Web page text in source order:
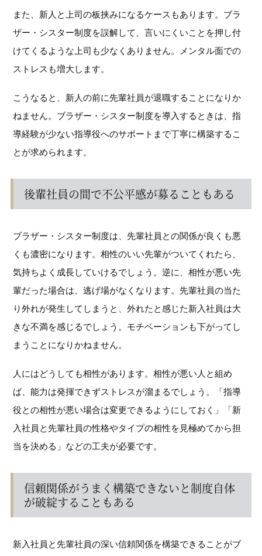
また、新人と上司の板挟みになるケースもあります。ブラ
ザー・シスター制度を誤解して、言いにくいことを押し付
けてくるような上司も少なくありません。メンタル面での
ストレスも増大します。
こうなると、新人の前に先輩社員が退職することになりか
ねません。ブラザー・シスター制度を導入するときは、指
導経験が少ない指導役へのサポートまで丁寧に構築するこ
とが求められます。
後輩社員の間で不公平感が募ることもある
ブラザー・シスター制度は、先輩社員との関係が良くも悪
くも濃密になります。相性のいい先輩がついてくれたら、
気持ちよく成長していけるでしょう。逆に、相性が悪い先
輩だった場合は、逃げ場がなくなります。先輩社員の当た
り外れが発生してしまうと、外れたと感じた新入社員は大
きな不満を感じるでしょう。モチベーションも下がってし
まうことになりかねません。
人にはどうしても相性があります。相性が悪い人と組め
ば、能力は発揮できずストレスが溜まるでしょう。「指導
役との相性が悪い場合は変更できるようにしておく」「新
入社員と先輩社員の性格やタイプの相性を見極めてから担
当を決める」などの工夫が必要です。
信頼関係がうまく構築できないと制度自体
が破綻することもある
新入社員と先輩社員の深い信頼関係を構築できることがブ